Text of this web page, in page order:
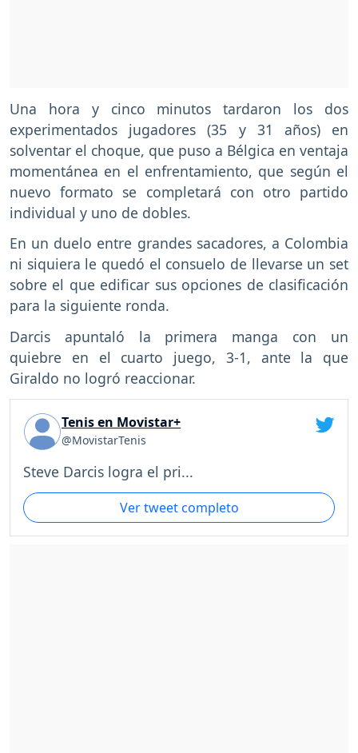
Una hora y cinco minutos tardaron los dos
experimentados jugadores (35 y 31 años) en
solventar el choque, que puso a Bélgica en ventaja
momentánea en el enfrentamiento, que según el
nuevo formato se completará con otro partido
individual y uno de dobles.
En un duelo entre grandes sacadores, a Colombia
ni siquiera le quedó el consuelo de llevarse un set
sobre el que edificar sus opciones de clasificación
para la siguiente ronda.
Darcis apuntaló la primera manga con un
quiebre en el cuarto juego, 3-1, ante la que
Giraldo no logró reaccionar.
Tenis en Movistar+
@MovistarTenis
Steve Darcis logra el pri...
Ver tweet completo